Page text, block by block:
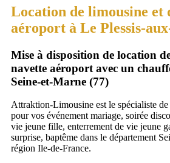
Location de limousine et
aéroport à Le Plessis-
Mise à disposition de location
navette aéroport avec un
Seine-et-Marne (77)
Attraktion-Limousine est le spécialiste
pour vos événement mariage, soirée
vie jeune fille, enterrement de vie jeune
surprise, baptême dans le département
région Ile-de-France.